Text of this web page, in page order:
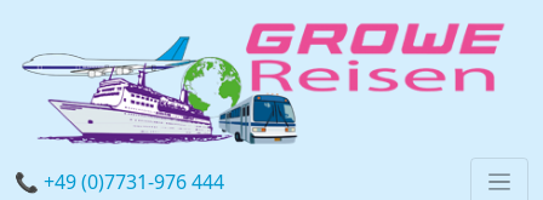
📞 +49 (0)7731-976 444